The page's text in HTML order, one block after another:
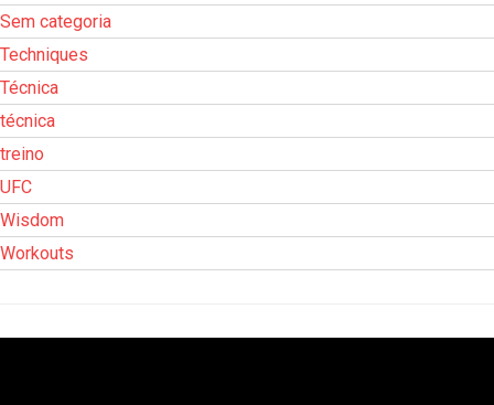
Sem categoria
Techniques
Técnica
técnica
treino
UFC
Wisdom
Workouts